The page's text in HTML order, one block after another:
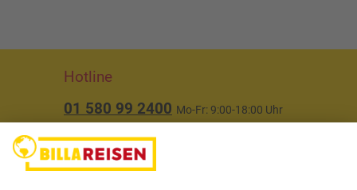
Hotline
01 580 99 2400 Mo-Fr: 9:00-18:00 Uhr
Über uns